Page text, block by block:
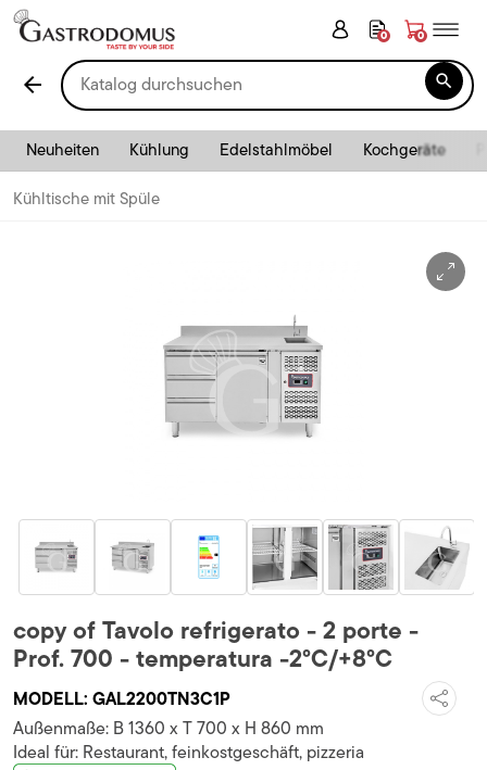
0 0
arrow_back 
Neuheiten Kühlung Edelstahlmöbel Kochgeräte
Kühltische mit Spüle
copy of Tavolo refrigerato - 2 porte -
Prof. 700 - temperatura -2°C/+8°C
MODELL: GAL2200TN3C1P
Außenmaße: B 1360 x T 700 x H 860 mm
Ideal für: Restaurant, feinkostgeschäft, pizzeria